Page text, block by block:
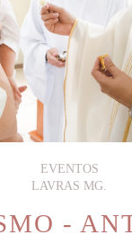
EVENTOS
LAVRAS MG.
-